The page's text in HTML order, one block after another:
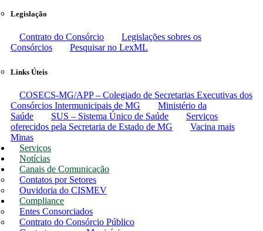
Legislação
Contrato do Consórcio
Legislações sobres os
Consórcios
Pesquisar no LexML
Links Úteis
COSECS-MG/APP – Colegiado de Secretarias Executivas dos
Consórcios Intermunicipais de MG
Ministério da
Saúde
SUS – Sistema Único de Saúde
Serviços
oferecidos pela Secretaria de Estado de MG
Vacina mais
Minas
Serviços
Notícias
Canais de Comunicação
Contatos por Setores
Ouvidoria do CISMEV
Compliance
Entes Consorciados
Contrato do Consórcio Público